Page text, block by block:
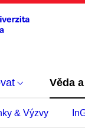
Věda
& Výzvy